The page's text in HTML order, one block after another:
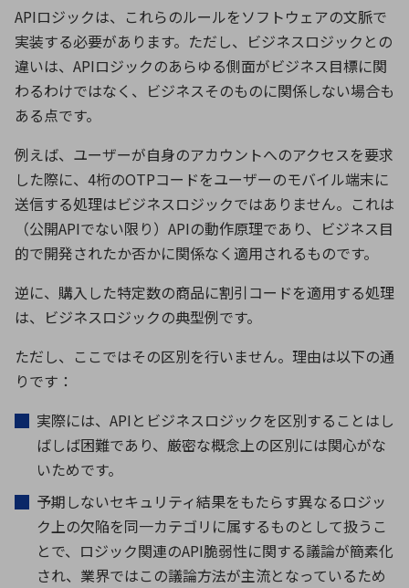
APIロジックは、これらのルールをソフトウェアの文脈で
実装する必要があります。ただし、ビジネスロジックとの
違いは、 APIロジックのあらゆる側面がビジネス目標に関
わるわけではなく、ビジネスそのものに関係しない場合も
ある点です。
例えば、ユーザーが自身のアカウントへのアクセスを要求
した際に、 4桁のOTPコードをユーザーのモバイル端末に
送信する処理はビジネスロジックではありません。これは
（公開APIでない限り） APIの動作原理であり、ビジネス目
的で開発されたか否かに関係なく適用されるものです。
逆に、購入した特定数の商品に割引コードを適用する処理
は、ビジネスロジックの典型例です。
ただし、ここではその区別を行いません。理由は以下の通
りです：
実際には、 API とビジネスロジックを区別することはし
ばしば困難であり、厳密な概念上の区別には関心がな
いためです。
予期しないセキュリティ結果をもたらす異なるロジッ
ク上の欠陥を同一カテゴリに属するものとして扱うこ
とで、ロジック関連のAPI脆弱性に関する議論が簡素化
され、業界ではこの議論方法が主流となっているため